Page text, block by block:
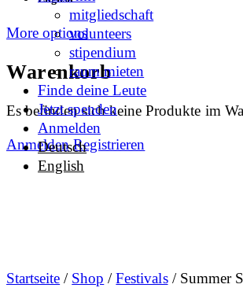
More options
Warenkorb
Es befinden sich keine Produkte im
Anmelden Registrieren
mitgliedschaft
volunteers
stipendium
raum mieten
Finde deine Leute
Jetzt spenden
Anmelden
Deutsch
English
Startseite / Shop /Festivals/ Summer